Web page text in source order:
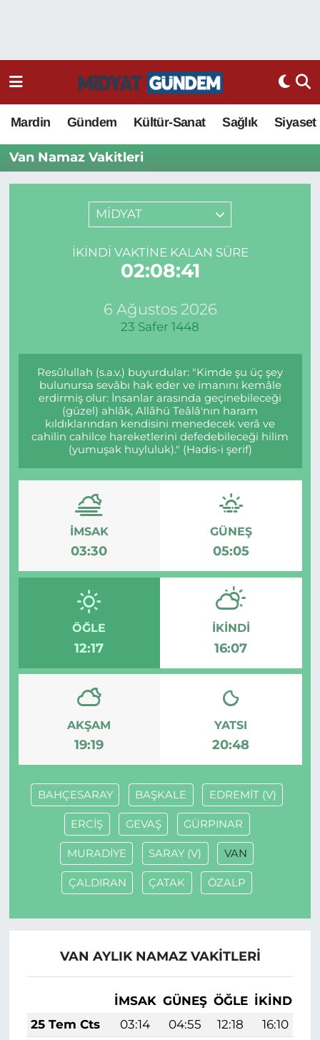
Mardin Gündem Kültür-Sanat Sağlık Siyaset
Van Namaz Vakitleri
MİDYAT
İKINDI VAKTINE KALAN SÜRE
02:08:41
6 Ağustos 2026
23 Safer 1448
Resûlullah (s.a.v.) buyurdular: "Kimde şu üç şey
bulunursa sevâbı hak eder ve imanını kemâle
erdirmiş olur: İnsanlar arasında geçinebileceği
(güzel) ahlâk, Allâhü Teâlâ'nın haram
kıldıklarından kendisini menedecek verâ ve
cahilin cahilce hareketlerini defedebileceği hilim
(yumuşak huyluluk)." (Hadis-i şerif)
İMSAK
03:30
GÜNEŞ
05:05
ÖĞLE
12:17
İKINDI
16:07
AKŞAM
19:19
YATSI
20:48
BAHÇESARAY BAŞKALE EDREMİT (V)
ERCİŞ GEVAŞ GÜRPINAR
MURADİYE SARAY (V) VAN
ÇALDIRAN ÇATAK ÖZALP
VAN AYLIK NAMAZ VAKITLERI
İMSAK GÜNEŞ ÖĞLE İKINDI
25 Tem Cts
03:14 04:55 12:18 16:10